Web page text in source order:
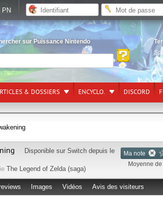
sur Puissance Nintendo
& DOSSIERS ENCYCLO. DISCORD
Ma note
Moyenne
Disponible sur Switch depuis le
The Legend of Zelda (saga)
Images Vidéos Avis des visiteurs
PN